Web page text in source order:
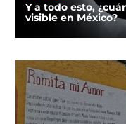
Y a todo esto,
visible en México?